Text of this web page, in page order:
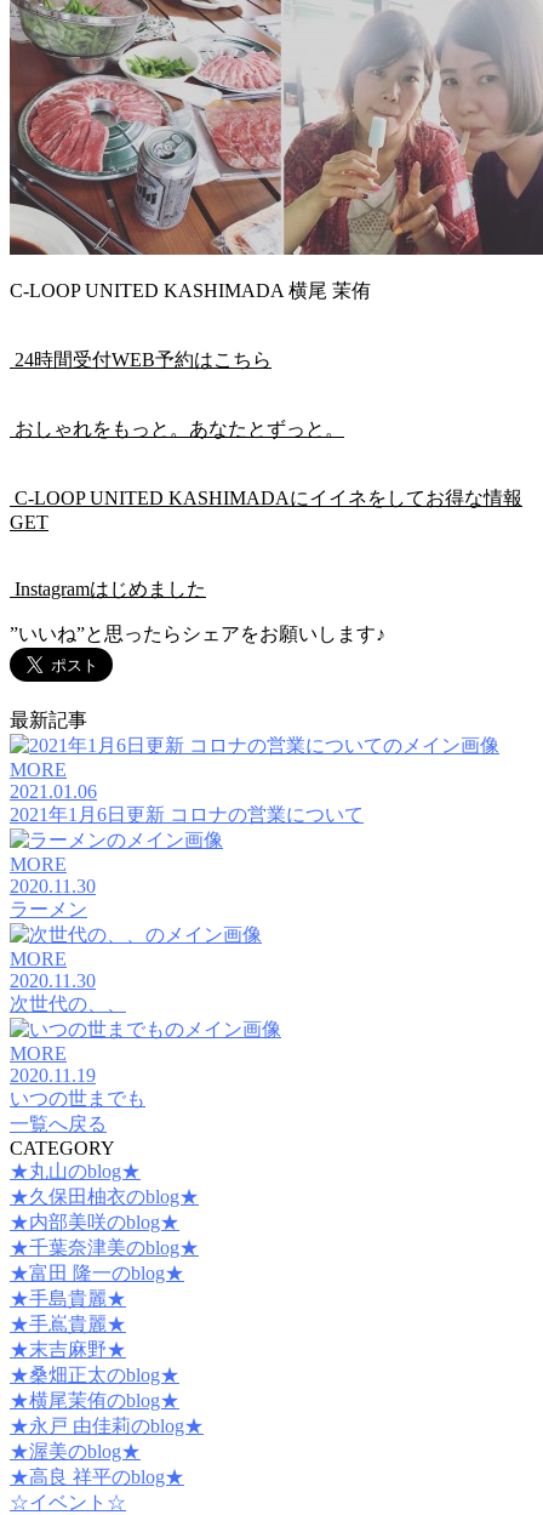
C-LOOP UNITED KASHIMADA 横尾 茉侑
24時間受付WEB予約はこちら
おしゃれをもっと。あなたとずっと。
C-LOOP UNITED KASHIMADAにイイネをしてお得な情報
GET
Instagramはじめました
”いいね”と思ったらシェアをお願いします♪
最新記事
MORE
2021.01.06
2021年1月6日更新 コロナの営業について
MORE
2020.11.30
ラーメン
MORE
2020.11.30
次世代の、、
MORE
2020.11.19
いつの世までも
一覧へ戻る
CATEGORY
★丸山のblog★
★久保田柚衣のblog★
★内部美咲のblog★
★千葉奈津美のblog★
★富田 隆一のblog★
★手島貴麗★
★手嶌貴麗★
★末吉麻野★
★桑畑正太のblog★
★横尾茉侑のblog★
★永戸 由佳莉のblog★
★渥美のblog★
★高良 祥平のblog★
☆イベント☆